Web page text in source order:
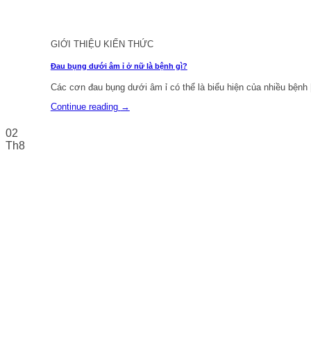
GIỚI THIỆU KIẾN THỨC
Đau bụng dưới âm ỉ ở nữ là bệnh gì?
Các cơn đau bụng dưới âm ỉ có thể là biểu hiện của nhiều bệnh
Continue reading →
02
Th8